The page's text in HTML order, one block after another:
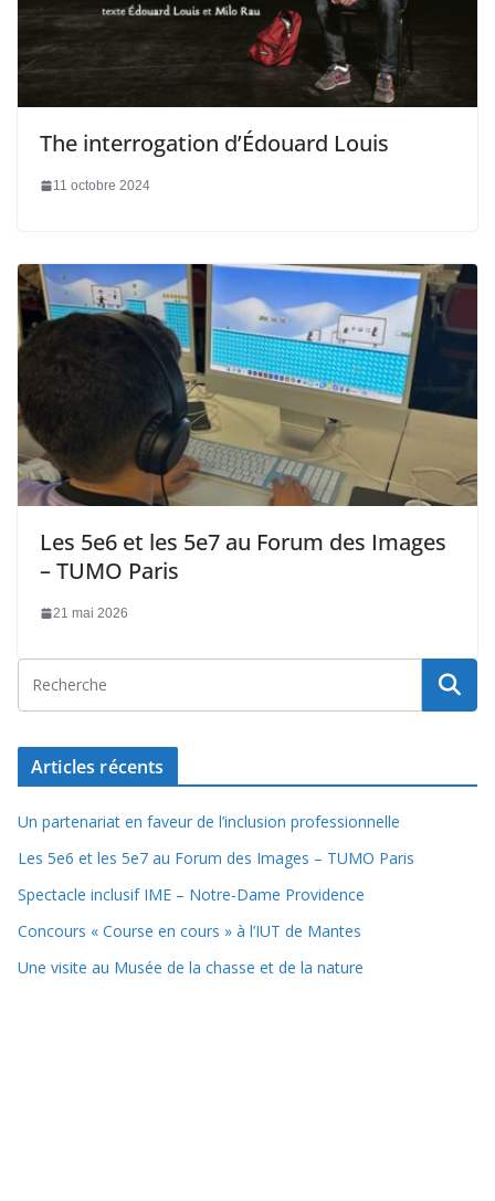
The interrogation d’Édouard Louis
11 octobre 2024
Les 5e6 et les 5e7 au Forum des Images
– TUMO Paris
21 mai 2026
Articles récents
Un partenariat en faveur de l’inclusion professionnelle
Les 5e6 et les 5e7 au Forum des Images – TUMO Paris
Spectacle inclusif IME – Notre-Dame Providence
Concours « Course en cours » à l’IUT de Mantes
Une visite au Musée de la chasse et de la nature